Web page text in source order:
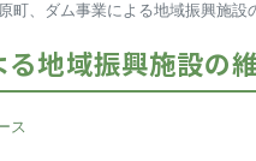
町、ダム事業による地域振興施設
地域振興施設の
ス